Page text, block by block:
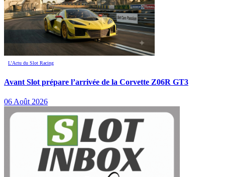
L’Actu du Slot Racing
Avant Slot prépare l’arrivée de la Corvette Z06R GT3
06 Août 2026